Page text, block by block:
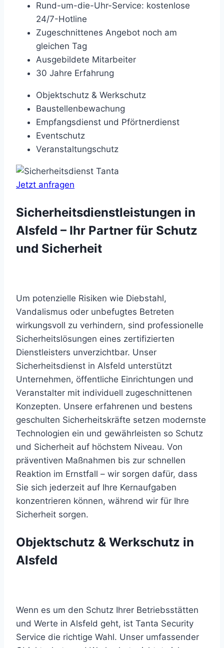
Rund-um-die-Uhr-Service: kostenlose
24/7-Hotline
Zugeschnittenes Angebot noch am
gleichen Tag
Ausgebildete Mitarbeiter
30 Jahre Erfahrung
Objektschutz & Werkschutz
Baustellenbewachung
Empfangsdienst und Pförtnerdienst
Eventschutz
Veranstaltungschutz
Jetzt anfragen
Sicherheitsdienstleistungen in
Alsfeld – Ihr Partner für Schutz
und Sicherheit
Um potenzielle Risiken wie Diebstahl,
Vandalismus oder unbefugtes Betreten
wirkungsvoll zu verhindern, sind professionelle
Sicherheitslösungen eines zertifizierten
Dienstleisters unverzichtbar. Unser
Sicherheitsdienst in Alsfeld unterstützt
Unternehmen, öffentliche Einrichtungen und
Veranstalter mit individuell zugeschnittenen
Konzepten. Unsere erfahrenen und bestens
geschulten Sicherheitskräfte setzen modernste
Technologien ein und gewährleisten so Schutz
und Sicherheit auf höchstem Niveau. Von
präventiven Maßnahmen bis zur schnellen
Reaktion im Ernstfall – wir sorgen dafür, dass
Sie sich jederzeit auf Ihre Kernaufgaben
konzentrieren können, während wir für Ihre
Sicherheit sorgen.
Objektschutz & Werkschutz in
Alsfeld
Wenn es um den Schutz Ihrer Betriebsstätten
und Werte in Alsfeld geht, ist Tanta Security
Service die richtige Wahl. Unser umfassender